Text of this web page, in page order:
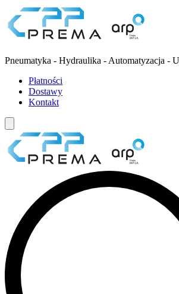
Pneumatyka - Hydraulika - Automatyzacja -
Płatności
Dostawy
Kontakt